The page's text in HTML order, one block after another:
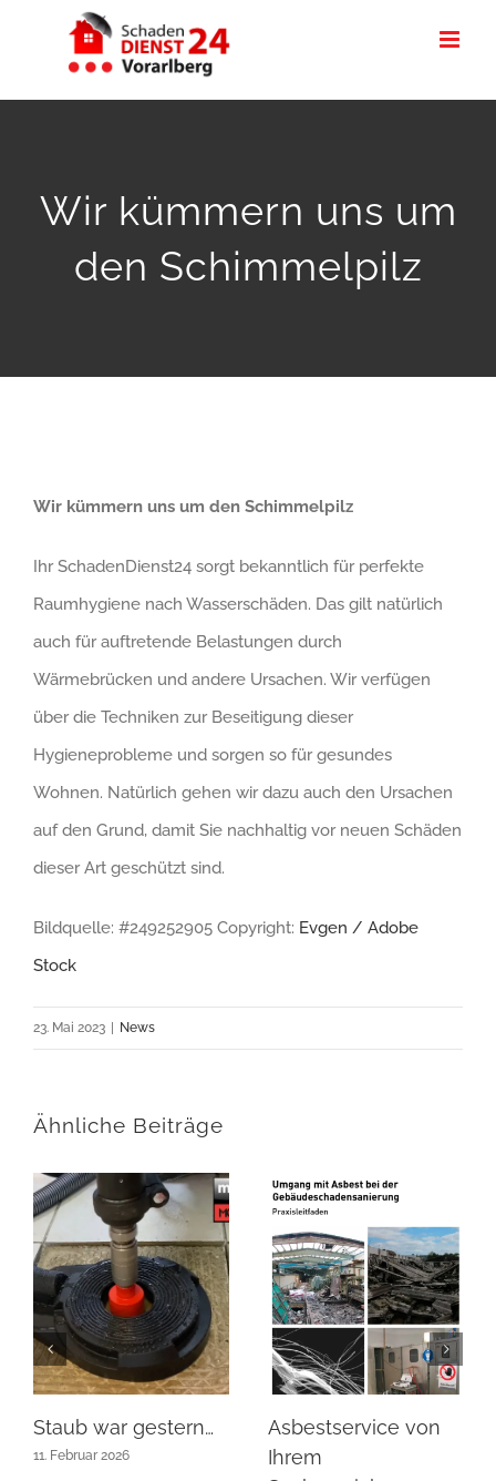
Wir kümmern uns um
den Schimmelpilz
Wir kümmern uns um den Schimmelpilz
Ihr SchadenDienst24 sorgt bekanntlich für perfekte
Raumhygiene nach Wasserschäden. Das gilt natürlich
auch für auftretende Belastungen durch
Wärmebrücken und andere Ursachen. Wir verfügen
über die Techniken zur Beseitigung dieser
Hygieneprobleme und sorgen so für gesundes
Wohnen. Natürlich gehen wir dazu auch den Ursachen
auf den Grund, damit Sie nachhaltig vor neuen Schäden
dieser Art geschützt sind.
Bildquelle: #249252905 Copyright: Evgen / Adobe
Stock
23. Mai 2023 News
Ähnliche Beiträge
Staub war gestern…
11. Februar 2026
Asbestservice von
Ihrem